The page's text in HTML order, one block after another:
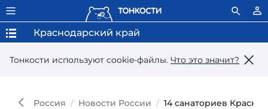
Тонкости используют сookie-файлы. Что это значит?
Краснодарский край
Россия Новости России 14 санаториев